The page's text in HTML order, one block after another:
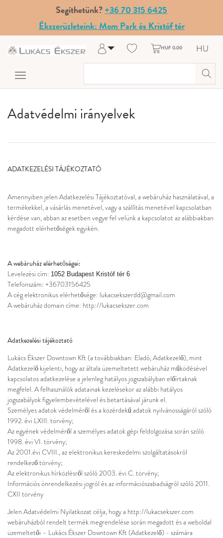
Segíthetünk?+36 70 315 6425
Ékszerüzleteink: Mom Park és Kristóf tér
Belépés
A fiókom
HUF 0.00 HU
Adatvédelmi irányelvek
ADATKEZELÉSI TÁJÉKOZTATÓ
Amennyiben jelen Adatkezelési Tájékoztatóval, a webáruház használatával, a
termékekkel, a vásárlás menetével, vagy a szállítás menetével kapcsolatban
kérdése van, abban az esetben vegye fel velünk a kapcsolatot az alábbiakban
megadott elérhetőségek egyikén.
A webáruház elérhetőségei:
Levelezési cím: 1052 Budapest Kristóf tér 6
Telefonszám: +36703156425
A cég elektronikus elérhetősége: lukacsekszerdd@gmail.com
A webáruház domain címe: http://lukacsekszer.com
Adatkezelési tájékoztató
Lukács Ékszer Downtown Kft (a továbbiakban: Eladó, Adatkezelő), mint
Adatkezelő kijelenti, hogy az általa üzemeltetett webáruház működésével
kapcsolatos adatkezelése a jelenleg hatályos jogszabályban előírtaknak
megfelel. A felhasználók adatainak kezelésekor az alábbi hatályos
jogszabályok figyelembevételével és betartásával járunk el.
Személyes adatok védelméről és a közérdekű adatok nyilvánosságáról szóló
1992. évi LXIII. törvény;
Az egyének védelméről a személyes adatok gépi feldolgozása során szóló
1998. évi VI. törvény;
Az 2001.évi CVIII., az elektronikus kereskedelmi szolgáltatásokról
rendelkező törvény;
Az elektronikus hírközlésről szóló 2003. évi C. törvény;
Információs önrendelkezési jogról és az információszabadságról szóló 2011.
CXII törvény
Jelen Adatvédelmi Nyilatkozat célja, hogy a http://lukacsekszer.com
webáruházból rendelt termék megrendelése során megadott és a weboldal
üzemeltetői – Lukács Ékszer Downtown Kft (Adatkezelő) - számára